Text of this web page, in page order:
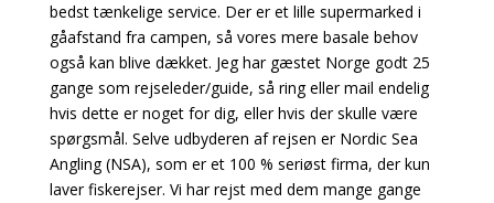
bedst tænkelige service. Der er et lille supermarked i
gåafstand fra campen, så vores mere basale behov
også kan blive dækket. Jeg har gæstet Norge godt 25
gange som rejseleder/guide, så ring eller mail endelig
hvis dette er noget for dig, eller hvis der skulle være
spørgsmål. Selve udbyderen af rejsen er Nordic Sea
Angling (NSA), som er et 100 % seriøst firma, der kun
laver fiskerejser. Vi har rejst med dem mange gange